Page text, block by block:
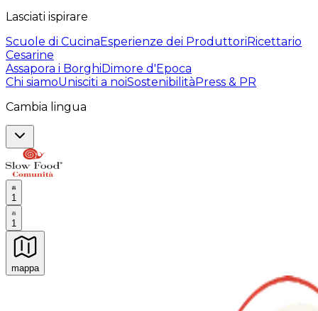
Lasciati ispirare
Scuole di CucinaEsperienze dei ProduttoriRicettario
Cesarine
Assapora i BorghiDimore d'Epoca
Chi siamoUnisciti a noiSostenibilitàPress & PR
Cambia lingua
1
1
mappa
Esperienze culinarie indimenticabili: Esperienze